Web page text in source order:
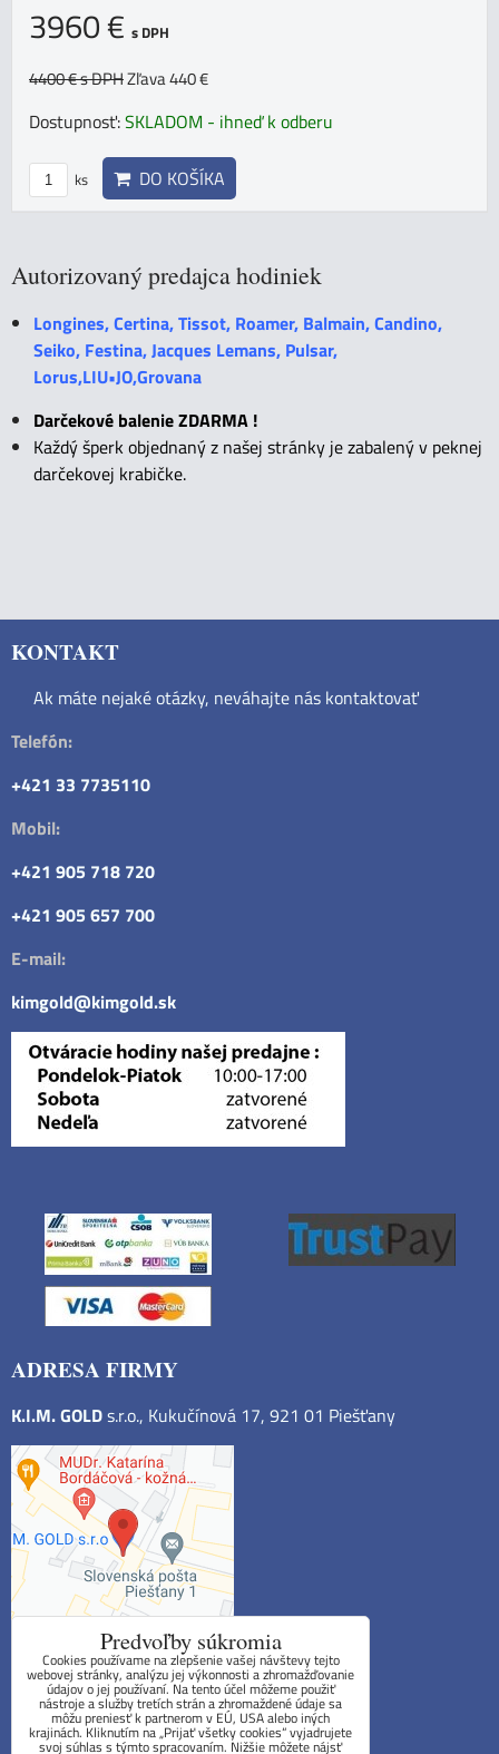
3960 € s DPH
4400 €s DPHZľava 440 €
Dostupnosť:SKLADOM - ihneď k odberu
ks DO KOŠÍKA
Autorizovaný predajca hodiniek
Longines, Certina, Tissot, Roamer, Balmain, Candino,
Seiko, Festina, Jacques Lemans, Pulsar,
Lorus,LIU•JO,Grovana
Darčekové balenie ZDARMA !
Každý šperk objednaný z našej stránky je zabalený v peknej
darčekovej krabičke.
KONTAKT
Ak máte nejaké otázky, neváhajte nás kontaktovať
Telefón:
+421 33 7735110
Mobil:
+421 905 718 720
+421 905 657 700
E-mail:
kimgold@kimgold.sk
ADRESA FIRMY
K.I.M. GOLDs.r.o., Kukučínová 17, 921 01 Piešťany
Obchodné podmienky
Reklamačný poriadok
Predvoľby súkromia
Cookies používame na zlepšenie vašej návštevy tejto
webovej stránky, analýzu jej výkonnosti a zhromažďovanie
údajov o jej používaní. Na tento účel môžeme použiť
nástroje a služby tretích strán a zhromaždené údaje sa
môžu preniesť k partnerom v EÚ, USA alebo iných
krajinách. Kliknutím na „Prijať všetky cookies“ vyjadrujete
svoj súhlas s týmto spracovaním. Nižšie môžete nájsť